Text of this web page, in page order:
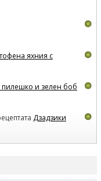
яхния с
и зелен боб
Дзадзики